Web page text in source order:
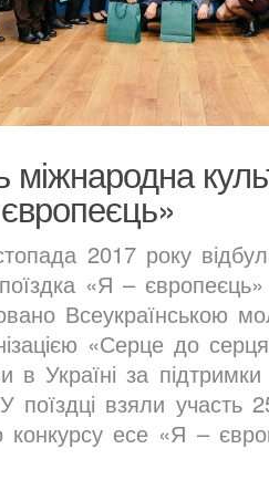
2017 року
поїздка «Я –
Всеукраїнською
«Серце до
Україні за підтримки
поїздці взяли участь
конкурсу есе «Я –